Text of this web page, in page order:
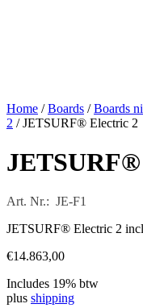
Home /Boards /Boards
2 / JETSURF® Electric 2
Art. Nr.: JE-F1
JETSURF® Electric 2
€14.863,00
Includes 19% btw
plus shipping